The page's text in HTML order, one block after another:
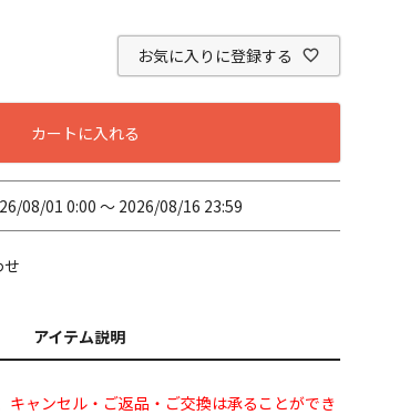
お気に入りに登録する
カートに入れる
08/01 0:00 〜 2026/08/16 23:59
アイテム説明
ャンセル・ご返品・ご交換は承ることができ